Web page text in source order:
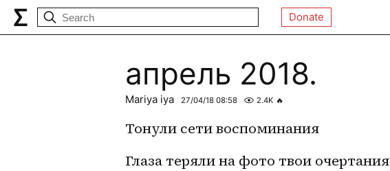
Donate
апрель 2018.
Mariya iya 27/04/18 08:58 2.4K 🔥
Тонули сети воспоминания
Глаза теряли на фото твои очертания